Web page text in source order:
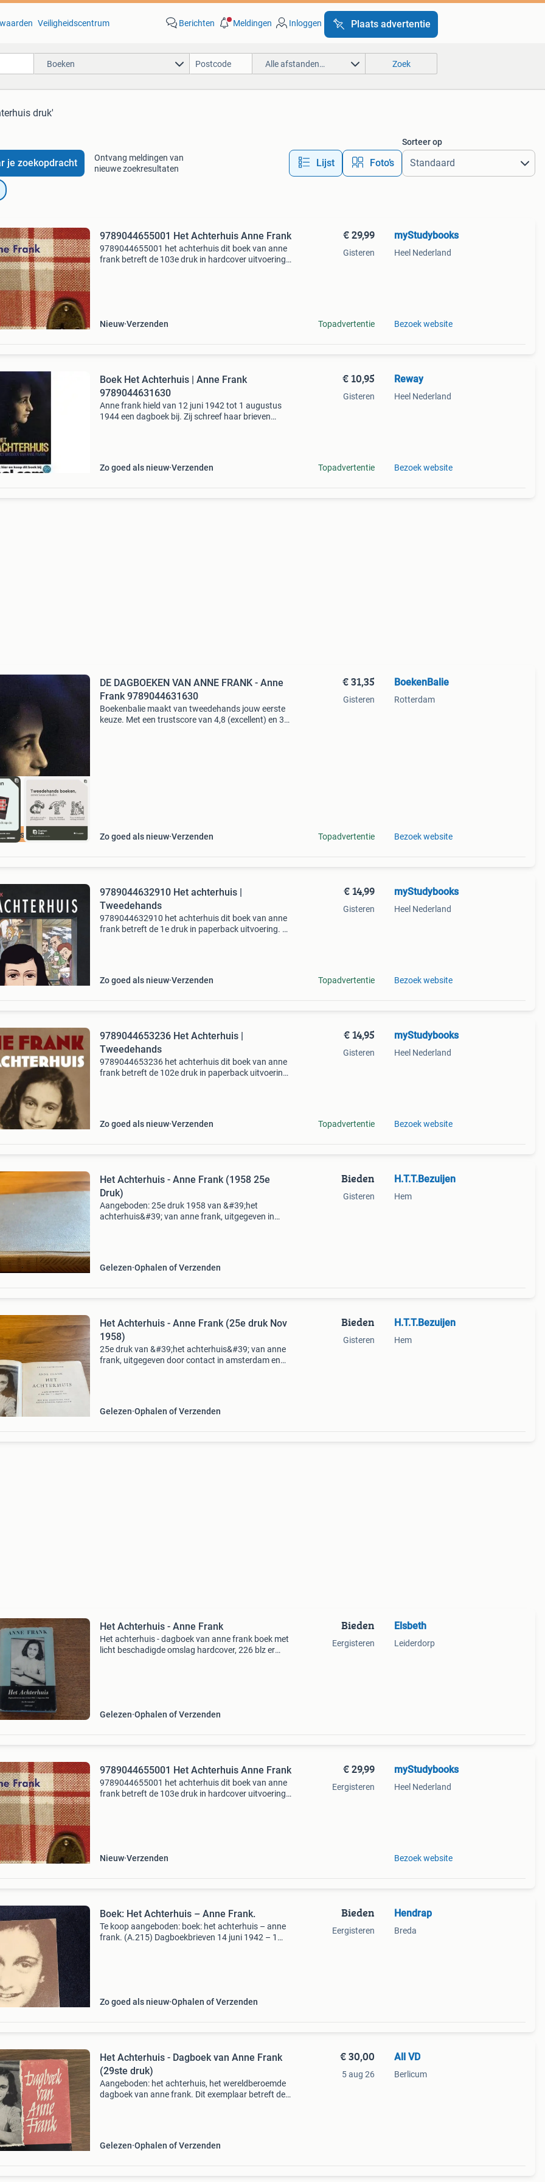
Veiligheidscentrum Berichten Meldingen Inloggen Plaats advertentie
Boeken Alle afstanden… Zoek
druk'
je zoekopdracht
Ontvang meldingen van
nieuwe zoekresultaten
Lijst Foto’s
Sorteer op
9789044655001 Het Achterhuis Anne Frank
9789044655001 het achterhuis dit boek van anne
frank betreft de 103e druk in hardcover uitvoering.
Nieuw Verzenden
€ 29,99
Gisteren
Topadvertentie
myStudybooks
Heel Nederland
Bezoek website
Boek Het Achterhuis | Anne Frank
9789044631630
Anne frank hield van 12 juni 1942 tot 1 augustus
1944 een dagboek bij. Zij schreef haar brieven
Zo goed als nieuw Verzenden
€ 10,95
Gisteren
Topadvertentie
Reway
Heel Nederland
Bezoek website
prijs
DE DAGBOEKEN VAN ANNE FRANK - Anne
Frank 9789044631630
Boekenbalie maakt van tweedehands jouw eerste
keuze. Met een trustscore van 4,8 (excellent) en 30
Zo goed als nieuw Verzenden
€ 31,35
Gisteren
Topadvertentie
BoekenBalie
Rotterdam
Bezoek website
9789044632910 Het achterhuis |
Tweedehands
9789044632910 het achterhuis dit boek van anne
frank betreft de 1e druk in paperback uitvoering. De
Zo goed als nieuw Verzenden
€ 14,99
Gisteren
Topadvertentie
myStudybooks
Heel Nederland
Bezoek website
9789044653236 Het Achterhuis |
Tweedehands
9789044653236 het achterhuis dit boek van anne
frank betreft de 102e druk in paperback uitvoering.
Zo goed als nieuw Verzenden
€ 14,95
Gisteren
Topadvertentie
myStudybooks
Heel Nederland
Bezoek website
Het Achterhuis - Anne Frank (1958 25e
Druk)
Aangeboden: 25e druk 1958 van &#39;het
achterhuis&#39; van anne frank, uitgegeven in
Gelezen Ophalen of Verzenden
Bieden
Gisteren
H.T.T.Bezuijen
Hem
Het Achterhuis - Anne Frank (25e druk Nov
1958)
25e druk van &#39;het achterhuis&#39; van anne
frank, uitgegeven door contact in amsterdam en
Gelezen Ophalen of Verzenden
Bieden
Gisteren
H.T.T.Bezuijen
Hem
Het Achterhuis - Anne Frank
Het achterhuis - dagboek van anne frank boek met
licht beschadigde omslag hardcover, 226 blz er
Gelezen Ophalen of Verzenden
Bieden
Eergisteren
Elsbeth
Leiderdorp
9789044655001 Het Achterhuis Anne Frank
9789044655001 het achterhuis dit boek van anne
frank betreft de 103e druk in hardcover uitvoering.
Nieuw Verzenden
€ 29,99
Eergisteren
myStudybooks
Heel Nederland
Bezoek website
Boek: Het Achterhuis – Anne Frank.
Te koop aangeboden: boek: het achterhuis – anne
frank. (A.215) Dagboekbrieven 14 juni 1942 – 1
Zo goed als nieuw Ophalen of Verzenden
Bieden
Eergisteren
Hendrap
Breda
Het Achterhuis - Dagboek van Anne Frank
(29ste druk)
Aangeboden: het achterhuis, het wereldberoemde
dagboek van anne frank. Dit exemplaar betreft de
Gelezen Ophalen of Verzenden
€ 30,00
5 aug 26
All VD
Berlicum